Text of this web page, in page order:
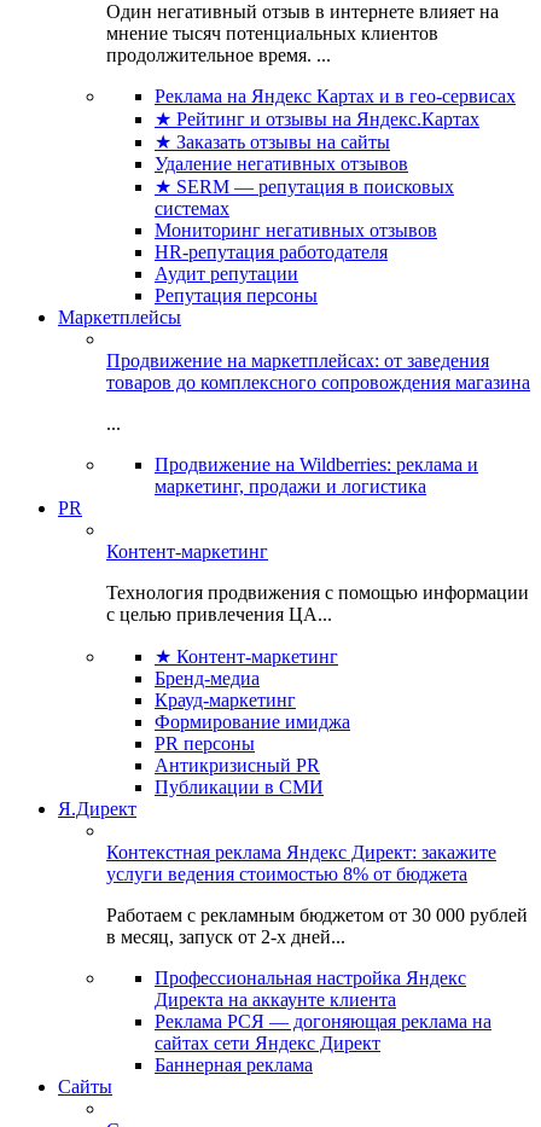
Один негативный отзыв в интернете влияет на
мнение тысяч потенциальных клиентов
продолжительное время. ...
Реклама на Яндекс Картах и в гео-сервисах
★ Рейтинг и отзывы на Яндекс.Картах
★ Заказать отзывы на сайты
Удаление негативных отзывов
★ SERM — репутация в поисковых
системах
Мониторинг негативных отзывов
HR-репутация работодателя
Аудит репутации
Репутация персоны
Маркетплейсы
Продвижение на маркетплейсах: от заведения
товаров до комплексного сопровождения магазина
...
Продвижение на Wildberries: реклама и
маркетинг, продажи и логистика
PR
Контент-маркетинг
Технология продвижения с помощью информации
с целью привлечения ЦА...
★ Контент-маркетинг
Бренд-медиа
Крауд-маркетинг
Формирование имиджа
PR персоны
Антикризисный PR
Публикации в СМИ
Я.Директ
Контекстная реклама Яндекс Директ: закажите
услуги ведения стоимостью 8% от бюджета
Работаем с рекламным бюджетом от 30 000 рублей
в месяц, запуск от 2-х дней...
Профессиональная настройка Яндекс
Директа на аккаунте клиента
Реклама РСЯ — догоняющая реклама на
сайтах сети Яндекс Директ
Баннерная реклама
Сайты